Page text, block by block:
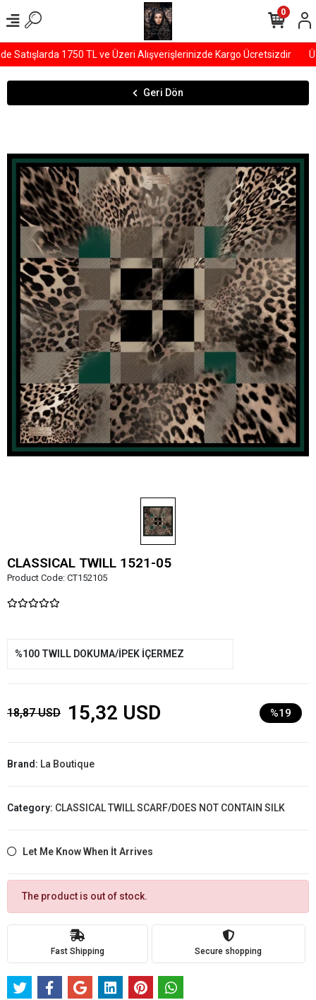
1750 TL ve Üzeri Alışverişlerinizde Kargo Ücretsizdir
0
Geri Dön
CLASSICAL TWILL 1521-05
Product Code: CT152105
%100 TWILL DOKUMA/İPEK İÇERMEZ
18,87 USD 15,32 USD %19
Brand: La Boutique
Category: CLASSICAL TWILL SCARF/DOES NOT CONTAIN SILK
Let Me Know When İt Arrives
The product is out of stock.
Fast Shipping Secure shopping